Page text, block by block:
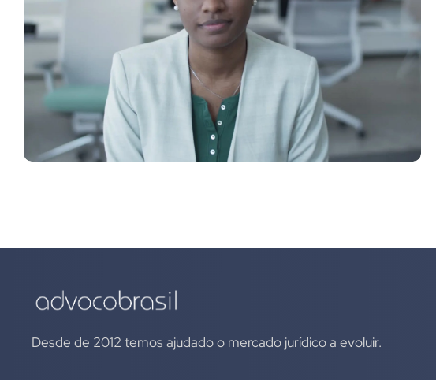
Desde de 2012 temos ajudado o mercado jurídico a evoluir.